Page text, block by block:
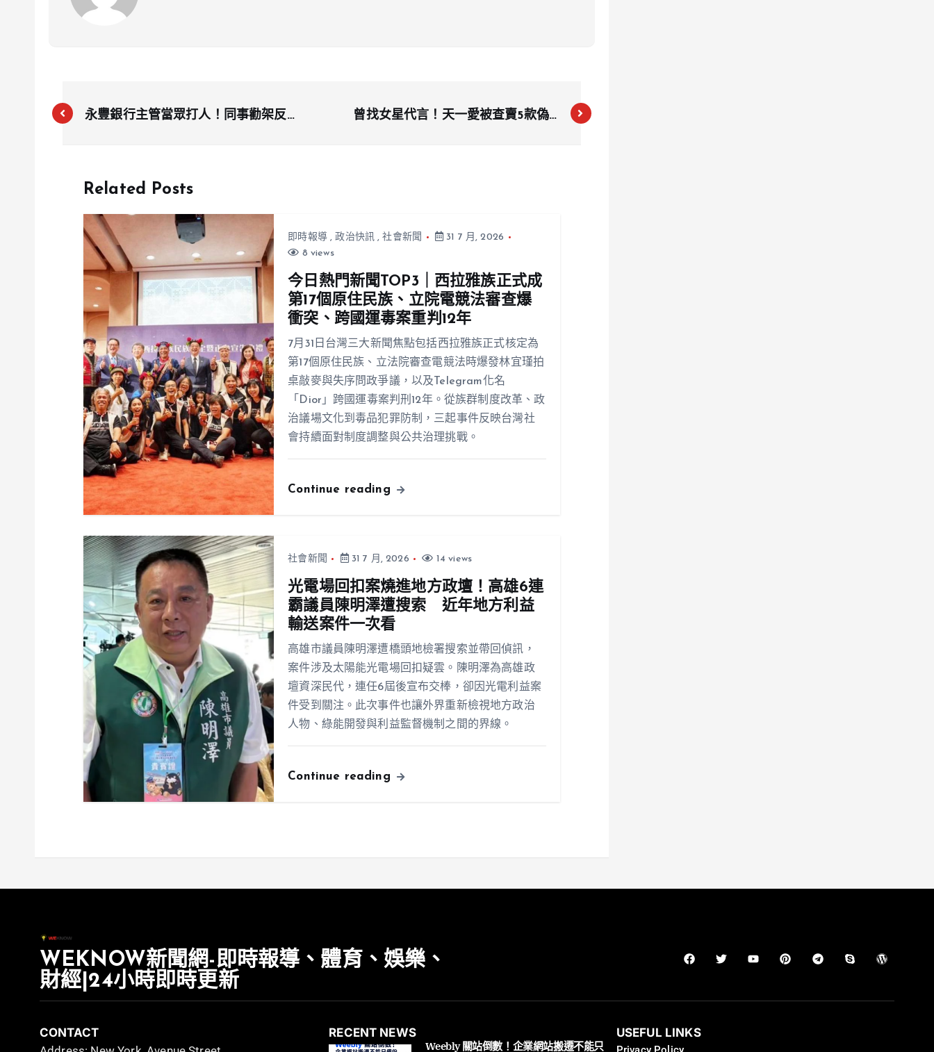
永豐銀行主管當眾打人！同事勸架反被
曾找女星代言！天一愛被查賣5款偽
Related Posts
即時報導,政治快訊,社會新聞
31 7 月, 2026
8 views
今日熱門新聞TOP3｜西拉雅族正式成
第17個原住民族、立院電競法審查爆
衝突、跨國運毒案重判12年
7月31日台灣三大新聞焦點包括西拉雅族正式核定為
第17個原住民族、立法院審查電競法時爆發林宜瑾拍
桌敲麥與失序問政爭議，以及Telegram化名
「Dior」跨國運毒案判刑12年。從族群制度改革、政
治議場文化到毒品犯罪防制，三起事件反映台灣社
會持續面對制度調整與公共治理挑戰。
Continue reading
社會新聞 31 7 月, 2026 14 views
光電場回扣案燒進地方政壇！高雄6連
霸議員陳明澤遭搜索 近年地方利益
輸送案件一次看
高雄市議員陳明澤遭橋頭地檢署搜索並帶回偵訊，
案件涉及太陽能光電場回扣疑雲。陳明澤為高雄政
壇資深民代，連任6屆後宣布交棒，卻因光電利益案
件受到關注。此次事件也讓外界重新檢視地方政治
人物、綠能開發與利益監督機制之間的界線。
Continue reading
WEKNOW新聞網-即時報導、體育、娛樂、
財經|24小時即時更新
CONTACT
RECENT NEWS
Weebly 關站倒數！企業網站搬遷不能只
USEFUL LINKS